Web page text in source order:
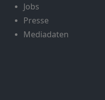
Jobs
Presse
Mediadaten